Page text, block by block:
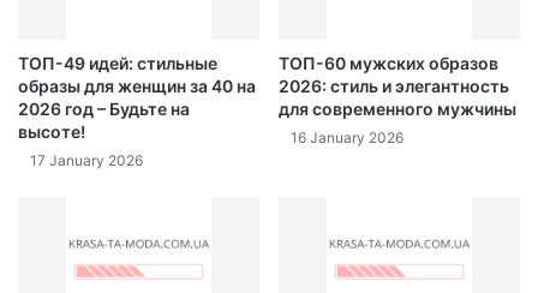
ТОП-49 идей: стильные
образы для женщин за 40 на
2026 год – Будьте на
высоте!
17 January 2026
ТОП-60 мужских образов
2026: стиль и элегантность
для современного мужчины
16 January 2026